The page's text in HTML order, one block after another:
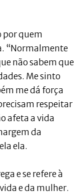
por quem
“Normalmente
não sabem que
Me sinto
me dá força
respeitar
afeta a vida
da
ela.
e se refere à
e da mulher.